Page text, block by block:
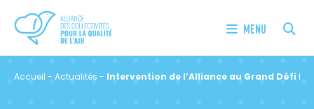
MENU
Accueil - Actualités - Intervention de l’Alliance au Grand Défi